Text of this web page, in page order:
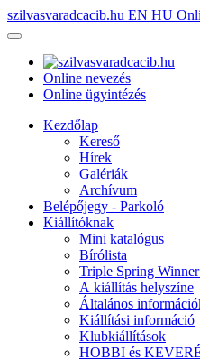
szilvasvaradcacib.hu EN HU
Online nevezés
Online ügyintézés
Kezdőlap
Kereső
Hírek
Galériák
Archívum
Belépőjegy - Parkoló
Kiállítóknak
Mini katalógus
Bírólista
Triple Spring
A kiállítás helyszíne
Általános
Kiállítási információ
Klubkiállítások
HOBBI és